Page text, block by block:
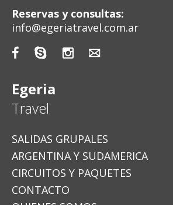
Reservas y consultas:
info@egeriatravel.com.ar
   
Egeria
Travel
SALIDAS GRUPALES
ARGENTINA Y SUDAMERICA
CIRCUITOS Y PAQUETES
CONTACTO